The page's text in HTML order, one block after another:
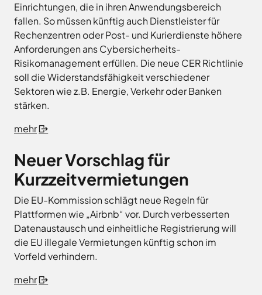
Einrichtungen, die in ihren Anwendungsbereich
fallen. So müssen künftig auch Dienstleister für
Rechenzentren oder Post- und Kurierdienste höhere
Anforderungen ans Cybersicherheits-
Risikomanagement erfüllen. Die neue CER Richtlinie
soll die Widerstandsfähigkeit verschiedener
Sektoren wie z.B. Energie, Verkehr oder Banken
stärken.
mehr
Neuer Vorschlag für
Kurzzeitvermietungen
Die EU-Kommission schlägt neue Regeln für
Plattformen wie „Airbnb“ vor. Durch verbesserten
Datenaustausch und einheitliche Registrierung will
die EU illegale Vermietungen künftig schon im
Vorfeld verhindern.
mehr